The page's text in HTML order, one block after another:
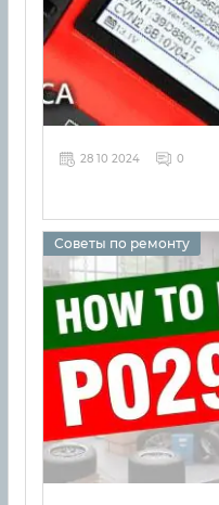
28 10 2024 0
Советы по ремонту